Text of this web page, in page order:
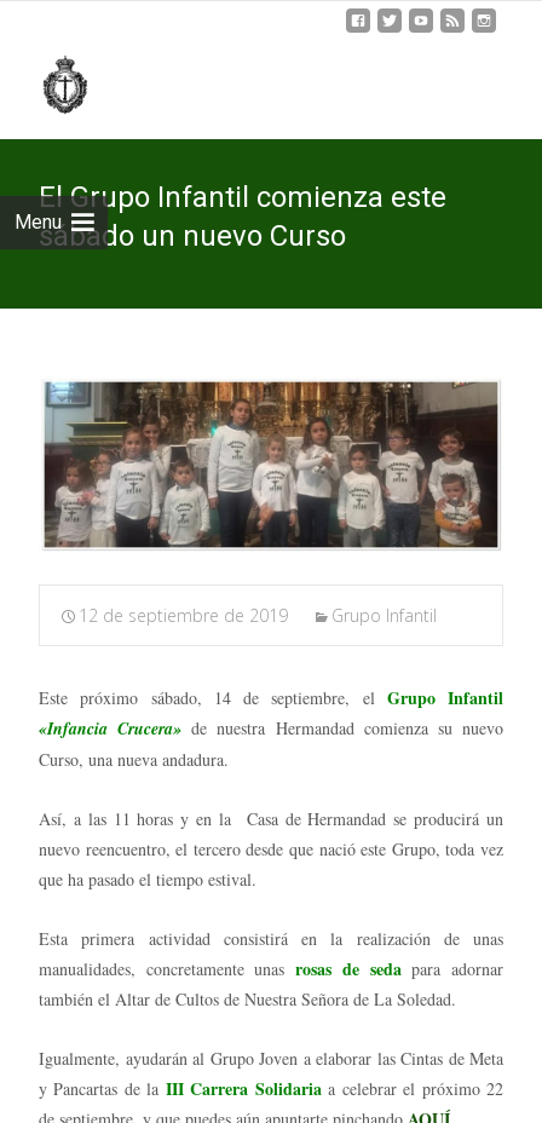
Menu
El Grupo Infantil comienza este
sábado un nuevo Curso
12 de septiembre de 2019 Grupo Infantil
Este próximo sábado, 14 de septiembre, el Grupo Infantil
«Infancia Crucera» de nuestra Hermandad comienza su nuevo
Curso, una nueva andadura.
Así, a las 11 horas y en la Casa de Hermandad se producirá un
nuevo reencuentro, el tercero desde que nació este Grupo, toda vez
que ha pasado el tiempo estival.
Esta primera actividad consistirá en la realización de unas
manualidades, concretamente unasrosas de sedapara adornar
también el Altar de Cultos de Nuestra Señora de La Soledad.
Igualmente, ayudarán al Grupo Joven a elaborar las Cintas de Meta
y Pancartas de la III Carrera Solidariaa celebrar el próximo 22